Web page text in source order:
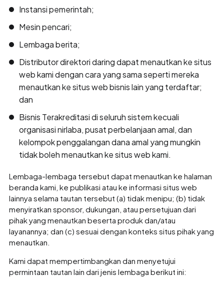
Instansi pemerintah;
Mesin pencari;
Lembaga berita;
Distributor direktori daring dapat menautkan ke situs
web kami dengan cara yang sama seperti mereka
menautkan ke situs web bisnis lain yang terdaftar;
dan
Bisnis Terakreditasi di seluruh sistem kecuali
organisasi nirlaba, pusat perbelanjaan amal, dan
kelompok penggalangan dana amal yang mungkin
tidak boleh menautkan ke situs web kami.
Lembaga-lembaga tersebut dapat menautkan ke halaman
beranda kami, ke publikasi atau ke informasi situs web
lainnya selama tautan tersebut (a) tidak menipu; (b) tidak
menyiratkan sponsor, dukungan, atau persetujuan dari
pihak yang menautkan beserta produk dan/atau
layanannya; dan (c) sesuai dengan konteks situs pihak yang
menautkan.
Kami dapat mempertimbangkan dan menyetujui
permintaan tautan lain dari jenis lembaga berikut ini: